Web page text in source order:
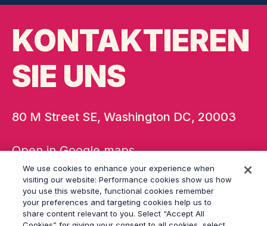
KONTAKTIEREN
SIE UNS
80 M Street SE, Washington DC, 20003
Open in Google maps
+1 646-284-9400
washington@grayling.com
We use cookies to enhance your experience when
visiting our website: Performance cookies show us how
you use this website, functional cookies remember
your preferences and targeting cookies help us to
share content relevant to you. Select “Accept All